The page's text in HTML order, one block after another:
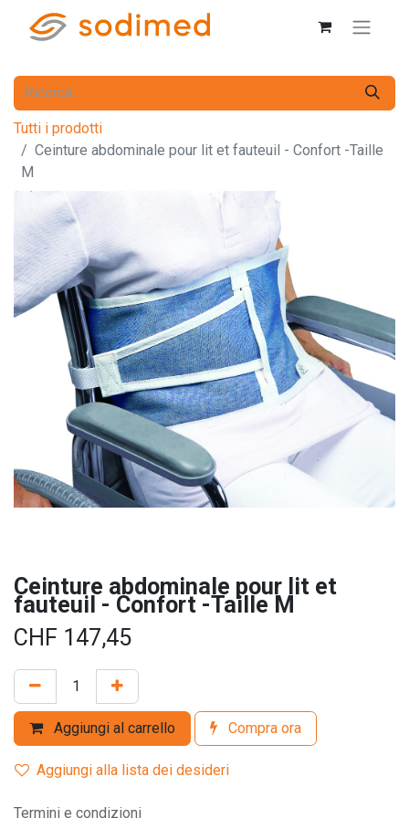
Tutti i prodotti
Ceinture abdominale pour lit et fauteuil - Confort -Taille
M
Ceinture abdominale pour lit et
fauteuil - Confort -Taille M
CHF 147,45
Aggiungi al carrello Compra ora
Aggiungi alla lista dei desideri
Termini e condizioni